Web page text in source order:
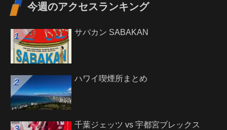
今週のアクセスランキング
サバカン SABAKAN
ハワイ喫煙所まとめ
千葉ジェッツ vs 宇都宮ブレックス